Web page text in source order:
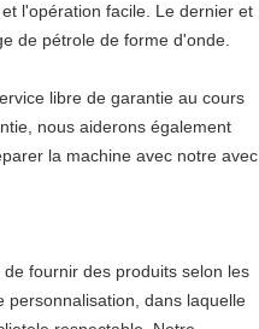
l'opération facile. Le dernier et
de pétrole de forme d'onde.
libre de garantie au cours
nous aiderons également
la machine avec notre avec
fournir des produits selon les
personnalisation, dans laquelle